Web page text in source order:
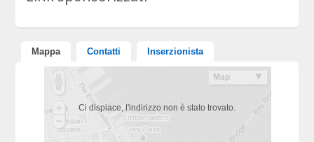
Mappa Contatti Inserzionista
Ci dispiace, l'indirizzo non è stato trovato.